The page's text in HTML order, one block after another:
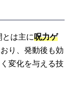
とは主に呪力ゲ
り、発動後も効
変化を与える技